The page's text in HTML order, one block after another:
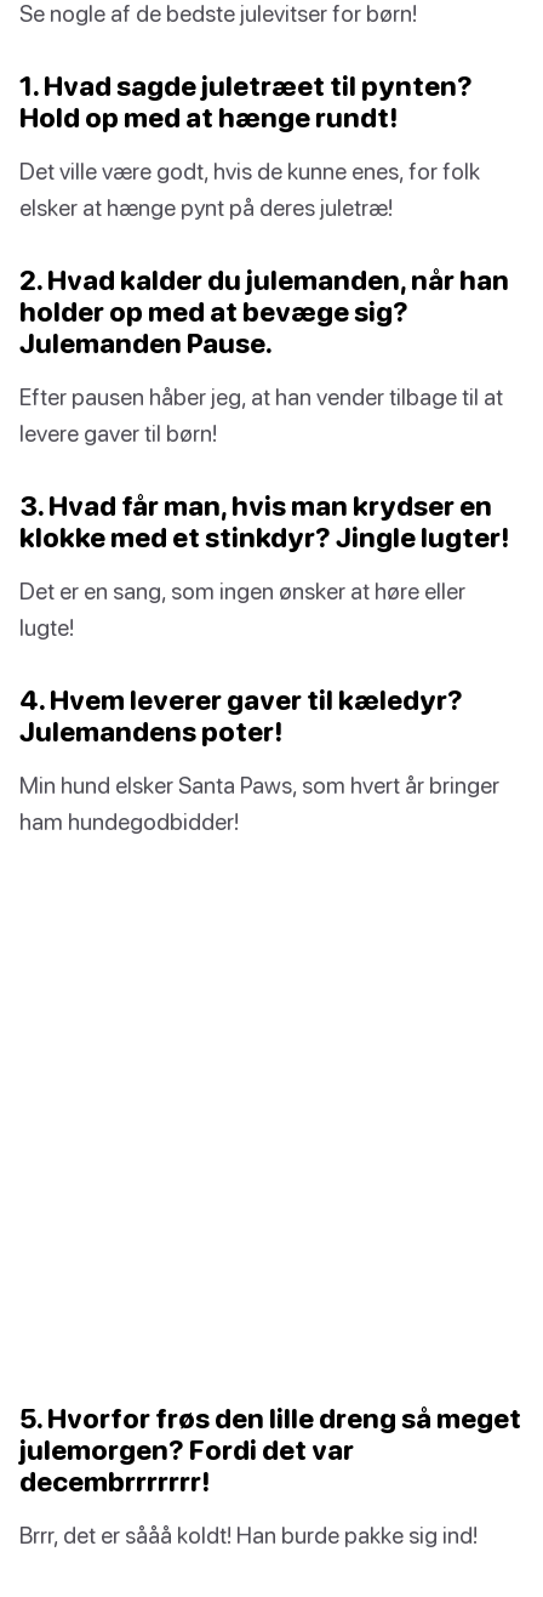
Se nogle af de bedste julevitser for børn!
1. Hvad sagde juletræet til pynten?
Hold op med at hænge rundt!
Det ville være godt, hvis de kunne enes, for folk
elsker at hænge pynt på deres juletræ!
2. Hvad kalder du julemanden, når han
holder op med at bevæge sig?
Julemanden Pause.
Efter pausen håber jeg, at han vender tilbage til at
levere gaver til børn!
3. Hvad får man, hvis man krydser en
klokke med et stinkdyr? Jingle lugter!
Det er en sang, som ingen ønsker at høre eller
lugte!
4. Hvem leverer gaver til kæledyr?
Julemandens poter!
Min hund elsker Santa Paws, som hvert år bringer
ham hundegodbidder!
5. Hvorfor frøs den lille dreng så meget
julemorgen? Fordi det var
decembrrrrrrr!
Brrr, det er sååå koldt! Han burde pakke sig ind!